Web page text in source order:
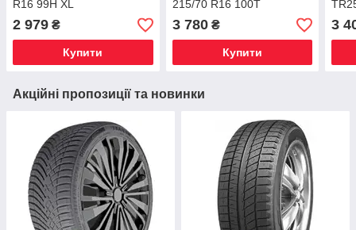
R16 99H XL
2 979 ₴
Купити
215/70 R16 100T
3 780₴
Купити
3
Акційні пропозиції та новинки